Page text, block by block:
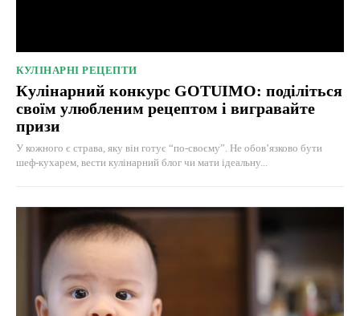
КУЛІНАРНІ РЕЦЕПТИ
Кулінарний конкурс GOTUIMO: поділіться
своїм улюбленим рецептом і вигравайте
призи
У кожного є страва, яку він готує “по-своєму”. Не обов’язково бути
шеф-кухарем, вести кулінарний блог чи мати ідеальну...